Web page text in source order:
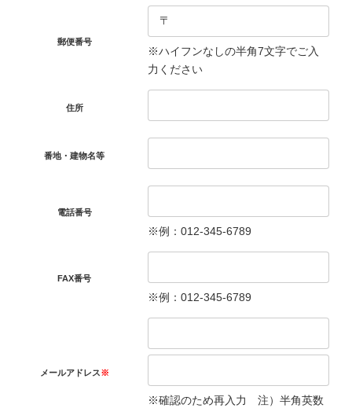
郵便番号
※ハイフンなしの半角7文字でご入
力ください
住所
番地・建物名等
電話番号
※例：012-345-6789
FAX番号
※例：012-345-6789
メールアドレス※
※確認のため再入力 注）半角英数